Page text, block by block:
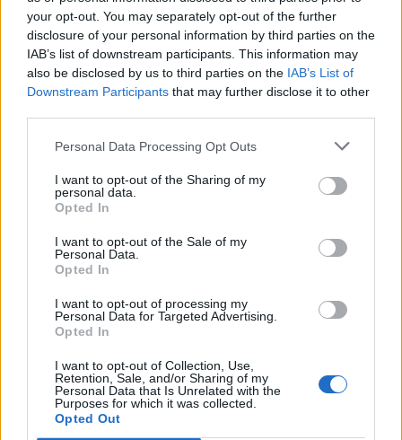
your opt-out. You may separately opt-out of the further
disclosure of your personal information by third parties on the
IAB’s list of downstream participants. This information may
also be disclosed by us to third parties on the IAB’s List of
Downstream Participants that may further disclose it to other
Personal Data Processing Opt Outs
I want to opt-out of the Sharing of my
personal data.
Opted In
I want to opt-out of the Sale of my
Personal Data.
Opted In
I want to opt-out of processing my
Personal Data for Targeted Advertising.
Opted In
I want to opt-out of Collection, Use,
Retention, Sale, and/or Sharing of my
Personal Data that Is Unrelated with the
Purposes for which it was collected.
Opted Out
Classic
Riepilogo stagione
0 - 0
Inutilizzato 4 - 12
Scarica riepilogo
stagionale
Scarica